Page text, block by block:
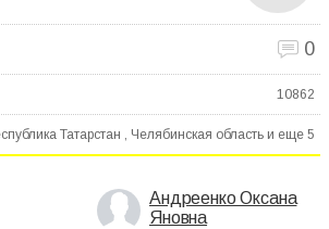
0
10862
Татарстан , Челябинская область и еще 5
Андреенко Оксана
Яновна